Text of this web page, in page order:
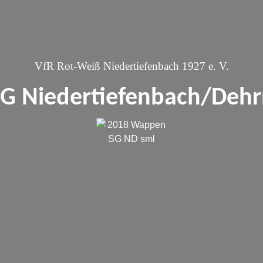
VfR Rot-Weiß Niedertiefenbach 1927 e. V.
Niedertiefenbach/